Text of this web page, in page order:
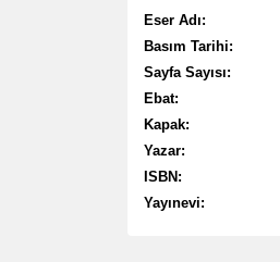
Eser Adı:
Basım Tarihi:
Sayfa Sayısı:
Ebat:
Kapak:
Yazar:
ISBN:
Yayınevi: